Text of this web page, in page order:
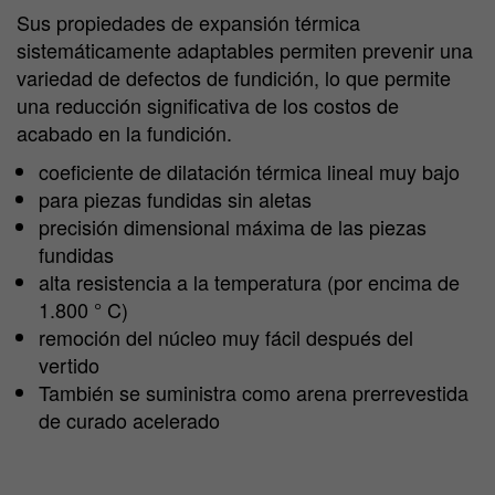
Sus propiedades de expansión térmica
sistemáticamente adaptables permiten prevenir una
variedad de defectos de fundición, lo que permite
una reducción significativa de los costos de
acabado en la fundición.
coeficiente de dilatación térmica lineal muy bajo
para piezas fundidas sin aletas
precisión dimensional máxima de las piezas
fundidas
alta resistencia a la temperatura (por encima de
1.800 ° C)
remoción del núcleo muy fácil después del
vertido
También se suministra como arena prerrevestida
de curado acelerado